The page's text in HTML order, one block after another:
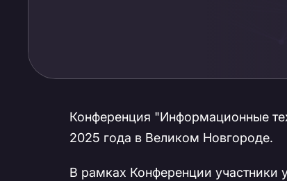
Конференция "Информационные
2025 года в Великом Новгороде.
В рамках Конференции участники